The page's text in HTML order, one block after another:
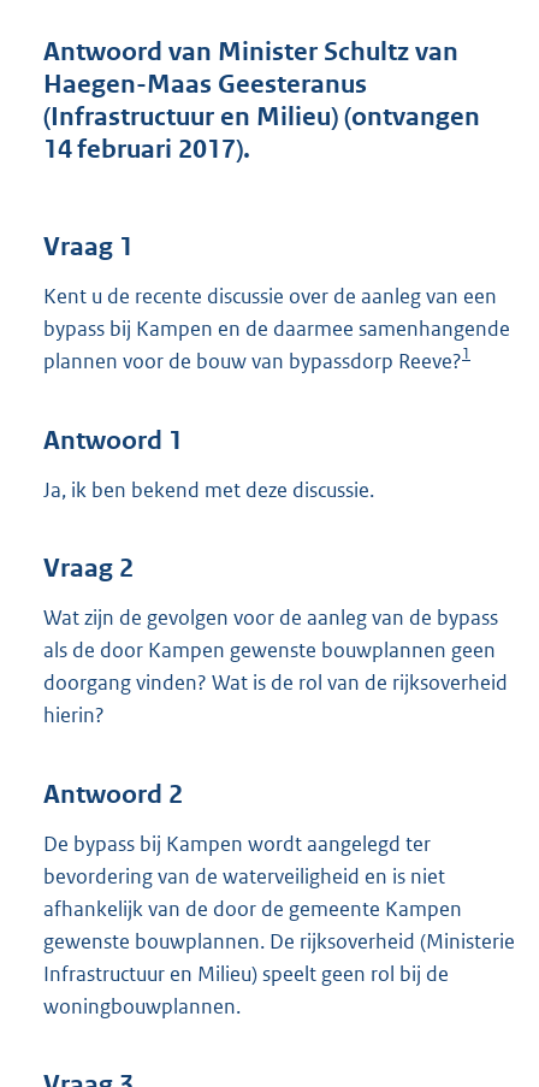
t
e
:
3
Antwoord van Minister Schultz van
Haegen-Maas Geesteranus
(Infrastructuur en Milieu) (ontvangen
14 februari 2017).
Vraag 1
Kent u de recente discussie over de aanleg van een
bypass bij Kampen en de daarmee samenhangende
plannen voor de bouw van bypassdorp Reeve?1
Antwoord 1
Ja, ik ben bekend met deze discussie.
Vraag 2
Wat zijn de gevolgen voor de aanleg van de bypass
als de door Kampen gewenste bouwplannen geen
doorgang vinden? Wat is de rol van de rijksoverheid
hierin?
Antwoord 2
De bypass bij Kampen wordt aangelegd ter
bevordering van de waterveiligheid en is niet
afhankelijk van de door de gemeente Kampen
gewenste bouwplannen. De rijksoverheid (Ministerie
Infrastructuur en Milieu) speelt geen rol bij de
woningbouwplannen.